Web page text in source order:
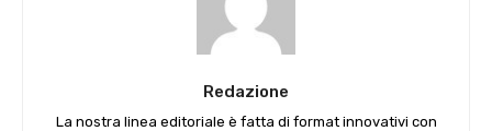
Redazione
La nostra linea editoriale è fatta di format innovativi con